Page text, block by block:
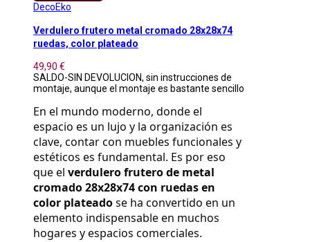
DecoEko
Verdulero frutero metal cromado 28x28x74
ruedas, color plateado
49,90 €
SALDO-SIN DEVOLUCION, sin instrucciones de
montaje, aunque el montaje es bastante sencillo
En el mundo moderno, donde el
espacio es un lujo y la organización es
clave, contar con muebles funcionales y
estéticos es fundamental. Es por eso
que el verdulero frutero de metal
cromado 28x28x74 con ruedas en
color plateado se ha convertido en un
elemento indispensable en muchos
hogares y espacios comerciales.